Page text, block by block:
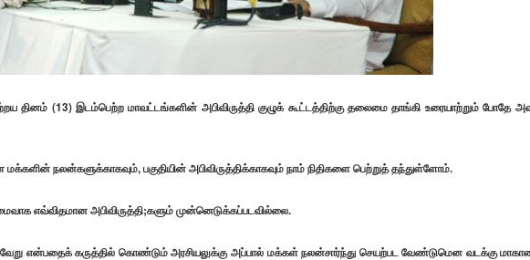
தினம் (13) இடம்பெற்ற மாவட்டங்களின் அபிவிருத்தி குழுக் கூட்டத்திற்கு தலைமை தாங்கி உரையாற்றும் போதே
நலன்களுக்காகவும், பகுதியின் அபிவிருத்திக்காகவும் நாம் நிதிகளை பெற்றுத் தந்துள்ளோம்.
எவ்விதமான அபிவிருத்தி;களும் முன்னெடுக்கப்படவில்லை.
வேறு என்பதைக் கருத்தில் கொண்டும் அரசியலுக்கு அப்பால் மக்கள் நலன்சார்ந்து செயற்பட வேண்டுமென வடக்கு